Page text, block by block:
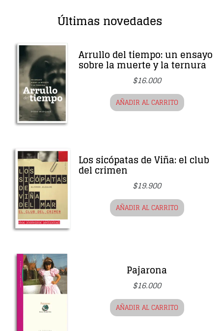
Últimas novedades
Arrullo del tiempo: un ensayo
sobre la muerte y la ternura
$16.000
AÑADIR AL CARRITO
Los sicópatas de Viña: el club
del crimen
$19.900
AÑADIR AL CARRITO
Pajarona
$16.000
AÑADIR AL CARRITO